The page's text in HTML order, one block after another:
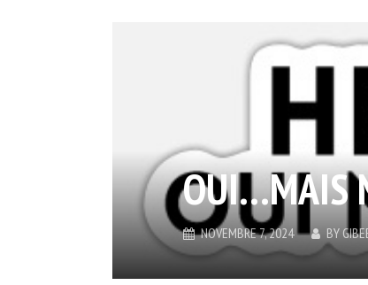
OUI…MAIS
NOVEMBRE 7, 2024 BY